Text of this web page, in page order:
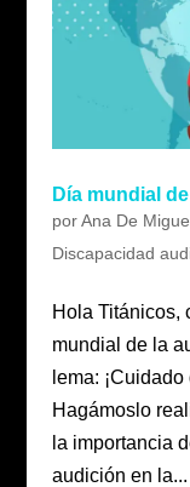
Día mundial
porAna De
Discapacidad
Hola Titánicos,
mundial de la
lema:
Hagámoslo
la importancia
audición en la...